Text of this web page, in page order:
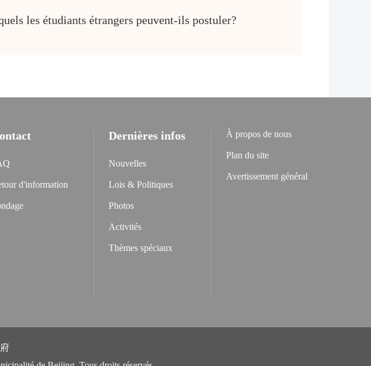
les étudiants étrangers peuvent-ils postuler?
d'information
Dernières infos
Nouvelles
Lois & Politiques
Photos
Activités
Thèmes spéciaux
À propos de nous
Plan du site
Avertissement général